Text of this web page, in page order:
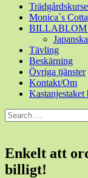
Monica´s
BILLABLOM
Tävling
Beskärning
Övriga tjänster
Kontakt/Om
Kastanjestaket
Sök
efter:
Enkelt att
billigt!